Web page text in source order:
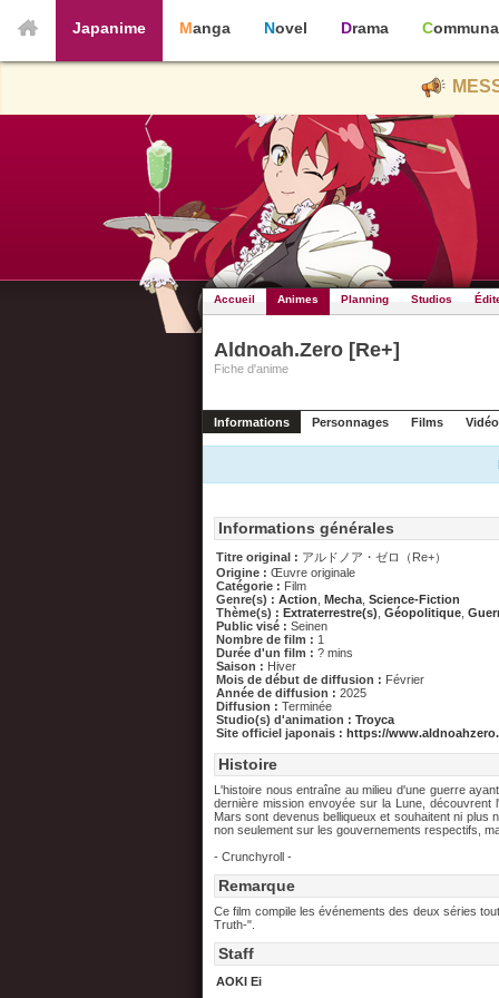
Japanime Manga Novel Drama
Accueil Animes Planning Studios
Aldnoah.Zero [Re+]
Fiche d'anime
Informations Personnages Films
Informations générales
Titre original : アルドノア・ゼロ（Re+）
Origine : Œuvre originale
Catégorie : Film
Genre(s) : Action Mecha Science-Fiction
Thème(s) : Extraterrestre(s) Géopolitique
Public visé : Seinen
Nombre de film : 1
Durée d'un film : ? mins
Saison : Hiver
Mois de début de diffusion : Février
Année de diffusion : 2025
Diffusion : Terminée
Studio(s) d'animation : Troyca
Site officiel japonais : https://
Histoire
L'histoire nous entraîne au milieu d'une guerre
dernière mission envoyée sur la Lune,
Mars sont devenus belliqueux et souhaitent ni
non seulement sur les gouvernements respectifs,
- Crunchyroll -
Remarque
Ce film compile les événements des deux séries
Truth-".
Staff
AOKI Ei